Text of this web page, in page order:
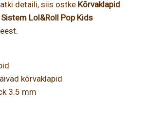
detaili, siis ostke Kõrvaklapid
Lol&Roll Pop Kids
kõrvaklapid
3.5 mm